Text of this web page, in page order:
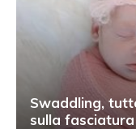
Swaddling,
sulla